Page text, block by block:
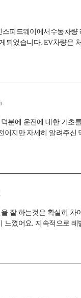
스피드웨이에서수동차량
주행에서의 브레이크
그런지 쉽게 바뀌질않
합니다.
분에 운전에 대한 기초
이지만 자세히 알려주신
잘 하는것은 확실히 차
느꼈어요. 지속적으로 레